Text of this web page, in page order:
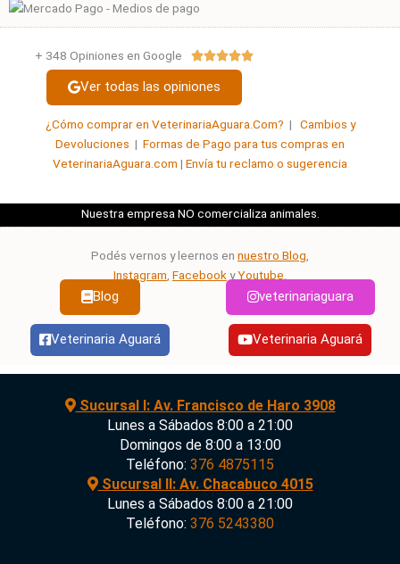
+ 348 Opiniones en Google Valorado
Ver todas las opiniones
¿Cómo comprar en VeterinariaAguara.Com? | Cambios y
Devoluciones | Formas de Pago para tus compras en
VeterinariaAguara.com | Envía tu reclamo o sugerencia
Nuestra empresa NO comercializa animales.
Podés vernos y leernos en nuestro Blog,
Instagram, FacebookyYoutube.
Blog veterinariaguara
Veterinaria Aguará Veterinaria Aguará
Sucursal I: Av. Francisco de Haro 3908
Lunes a Sábados 8:00 a 21:00
Domingos de 8:00 a 13:00
Teléfono: 376 4875115
Sucursal II: Av. Chacabuco 4015
Lunes a Sábados 8:00 a 21:00
Teléfono: 376 5243380